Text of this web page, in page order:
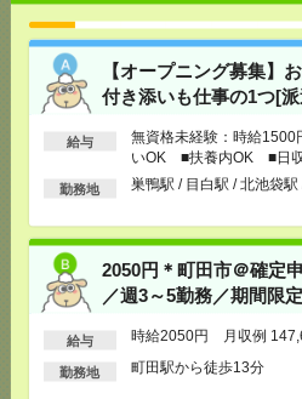
【オープニング募集】
付き添いも仕事の1つ[
給与
無資格未経験：時給
いOK ■扶養内OK ■日
以上
勤務地 巣鴨駅 / 目白駅 / 北池袋駅
2050円＊町田市＠確定
／週3～5勤務／期間限
給与 時給2050円 月収例
勤務地
町田駅から徒歩13分
2050円＊町田市＠確定申告書
5勤務／期間限定[派遣]
[交通費]全額支給
[勤務地]町田駅から徒歩13分
【1900円】電話なし！長期！
め！土日祝休み[派遣]
時給1900円 月収例 294,500円
[交通費]全額支給
[月収例]25～30万円